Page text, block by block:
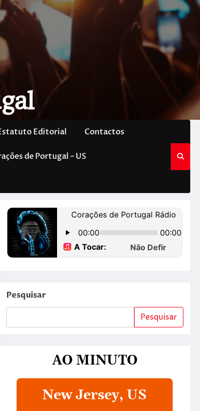
Editorial Contactos
de Portugal – US
Pesquisar
Pesquisar
AO MINUTO
New Jersey, US